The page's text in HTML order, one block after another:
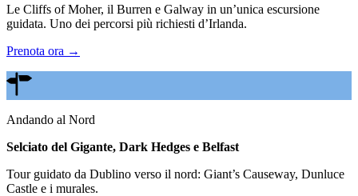
Le Cliffs of Moher, il Burren e Galway in un’unica escursione
guidata. Uno dei percorsi più richiesti d’Irlanda.
Prenota ora →
Andando al Nord
Selciato del Gigante, Dark Hedges e Belfast
Tour guidato da Dublino verso il nord: Giant’s Causeway, Dunluce
Castle e i murales.